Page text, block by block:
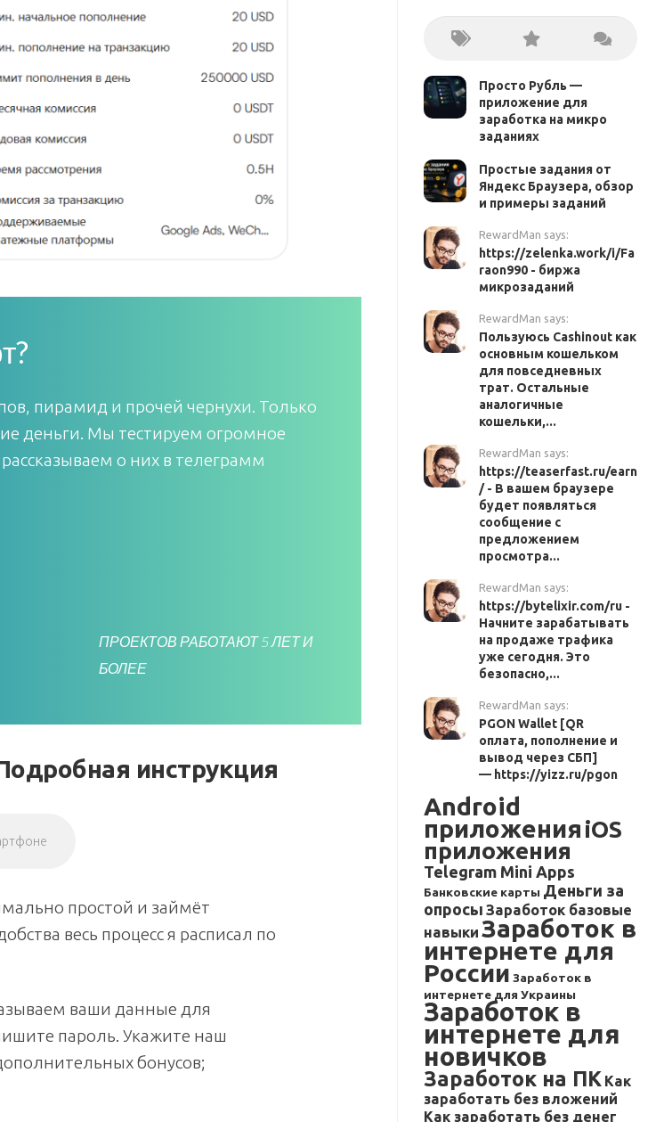
пирамид и прочей чернухи. Только
деньги. Мы тестируем огромное
о них в телеграмм
ПРОЕКТОВ РАБОТАЮТ 5 ЛЕТ И
БОЛЕЕ
инструкция
простой и займёт
весь процесс я расписал по
ваши данные для
пароль. Укажите наш
бонусов;
Просто Рубль —
приложение для
заработка на микро
заданиях
Простые задания от
Яндекс Браузера, обзор
и примеры заданий
RewardMan says:
https://zelenka.work/i/Fa
raon990 - биржа
микрозаданий
RewardMan says:
Пользуюсь Cashinout как
основным кошельком
для повседневных
трат. Остальные
аналогичные
кошельки,...
RewardMan says:
https://teaserfast.ru/earn
/ - В вашем браузере
будет появляться
сообщение с
предложением
просмотра...
RewardMan says:
https://bytelixir.com/ru -
Начните зарабатывать
на продаже трафика
уже сегодня. Это
безопасно,...
RewardMan says:
PGON Wallet [QR
оплата, пополнение и
вывод через СБП]
— https://yizz.ru/pgon
Android
приложения iOS
приложения
Telegram Mini Apps
Банковские карты Деньги за
опросы Заработок базовые
навыки Заработок в
интернете для
России Заработок в
интернете для Украины
Заработок в
интернете для
новичков
Заработок на ПК Как
заработать без вложений
Как заработать без денег